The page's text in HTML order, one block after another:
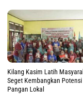
Kilang Kasim Latih
Seget Kembangkan Potensi
Pangan Lokal